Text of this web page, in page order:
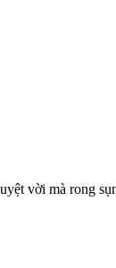
vời mà rong